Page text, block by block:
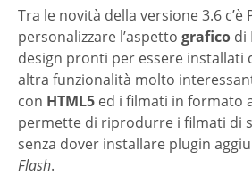
Tra le novità della versione 3.6 c’è
personalizzare l’aspetto grafico di
design pronti per essere installati
altra funzionalità molto
con HTML5 ed i filmati in formato
permette di riprodurre i filmati di
senza dover installare plugin
Flash.